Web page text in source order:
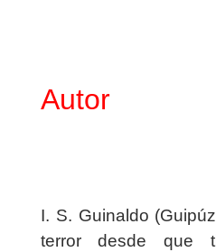
Autor
I. S. Guinaldo
terror desde que